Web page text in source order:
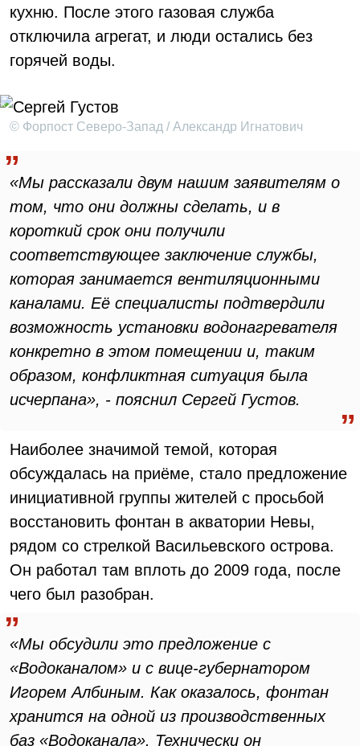
кухню. После этого газовая служба
отключила агрегат, и люди остались без
горячей воды.
© Форпост Северо-Запад / Александр Игнатович
«Мы рассказали двум нашим заявителям о
том, что они должны сделать, и в
короткий срок они получили
соответствующее заключение службы,
которая занимается вентиляционными
каналами. Её специалисты подтвердили
возможность установки водонагревателя
конкретно в этом помещении и, таким
образом, конфликтная ситуация была
исчерпана», - пояснил Сергей Густов.
Наиболее значимой темой, которая
обсуждалась на приёме, стало предложение
инициативной группы жителей с просьбой
восстановить фонтан в акватории Невы,
рядом со стрелкой Васильевского острова.
Он работал там вплоть до 2009 года, после
чего был разобран.
«Мы обсудили это предложение с
«Водоканалом» и с вице-губернатором
Игорем Албиным. Как оказалось, фонтан
хранится на одной из производственных
баз «Водоканала». Технически он